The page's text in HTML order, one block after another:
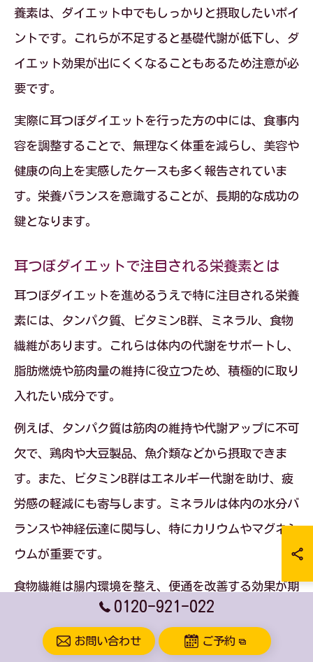
養素は、ダイエット中でもしっかりと摂取したいポイ
ントです。これらが不足すると基礎代謝が低下し、ダ
イエット効果が出にくくなることもあるため注意が必
要です。
実際に耳つぼダイエットを行った方の中には、食事内
容を調整することで、無理なく体重を減らし、美容や
健康の向上を実感したケースも多く報告されていま
す。栄養バランスを意識することが、長期的な成功の
鍵となります。
耳つぼダイエットで注目される栄養素とは
耳つぼダイエットを進めるうえで特に注目される栄養
素には、タンパク質、ビタミンB群、ミネラル、食物
繊維があります。これらは体内の代謝をサポートし、
脂肪燃焼や筋肉量の維持に役立つため、積極的に取り
入れたい成分です。
例えば、タンパク質は筋肉の維持や代謝アップに不可
欠で、鶏肉や大豆製品、魚介類などから摂取できま
す。また、ビタミンB群はエネルギー代謝を助け、疲
労感の軽減にも寄与します。ミネラルは体内の水分バ
ランスや神経伝達に関与し、特にカリウムやマグネシ
ウムが重要です。
食物繊維は腸内環境を整え、便通を改善する効果が期
待されます。これらの栄養素をバランス良く摂取する
ことで、耳つぼダイエットの効果を最大限に引き出す
0120-921-022
お問い合わせ ご予約